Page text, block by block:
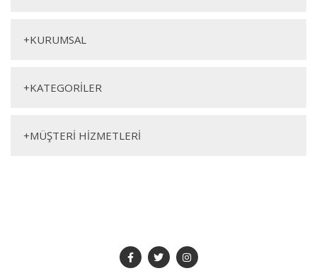
cm
cm
cm
+KURUMSAL
+KATEGORİLER
+MÜŞTERİ HİZMETLERİ